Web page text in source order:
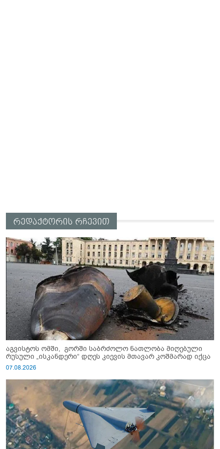
რედაქტორის რჩევით
აგვისტოს ომში, გორში საბრძოლო ნათლობა მიღებული
რუსული „ისკანდერი“ დღეს კიევის მთავარ კოშმარად იქცა
07.08.2026